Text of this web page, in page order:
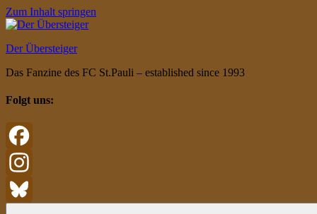
Zum Inhalt springen
Der Übersteiger
Das Fanzine des FC St.Pauli – established since 1993
Folgt uns:
Facebook
Instagram